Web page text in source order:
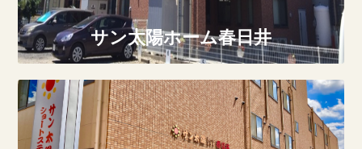
サン太陽ホーム春日井